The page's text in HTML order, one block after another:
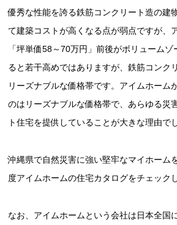
優秀な性能を誇る鉄筋コンクリート造の建
て建築コストが高くなる点が弱点ですが、
「坪単価58～70万円」前後がボリューム
ると若干高めではありますが、鉄筋コンク
リーズナブルな価格帯です。アイムホーム
のはリーズナブルな価格帯で、あらゆる災
ト住宅を提供していることが大きな理由で
沖縄県で自然災害に強い堅牢なマイホーム
度アイムホームの住宅カタログをチェック
なお、アイムホームという会社は日本全国